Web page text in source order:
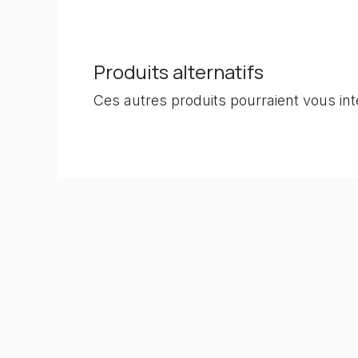
Produits alternatifs
Ces autres produits pourraient vous